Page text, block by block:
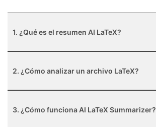
1. ¿Qué es el resumen AI LaTeX?
2. ¿Cómo analizar un archivo LaTeX?
3. ¿Cómo funciona AI LaTeX Summarizer?